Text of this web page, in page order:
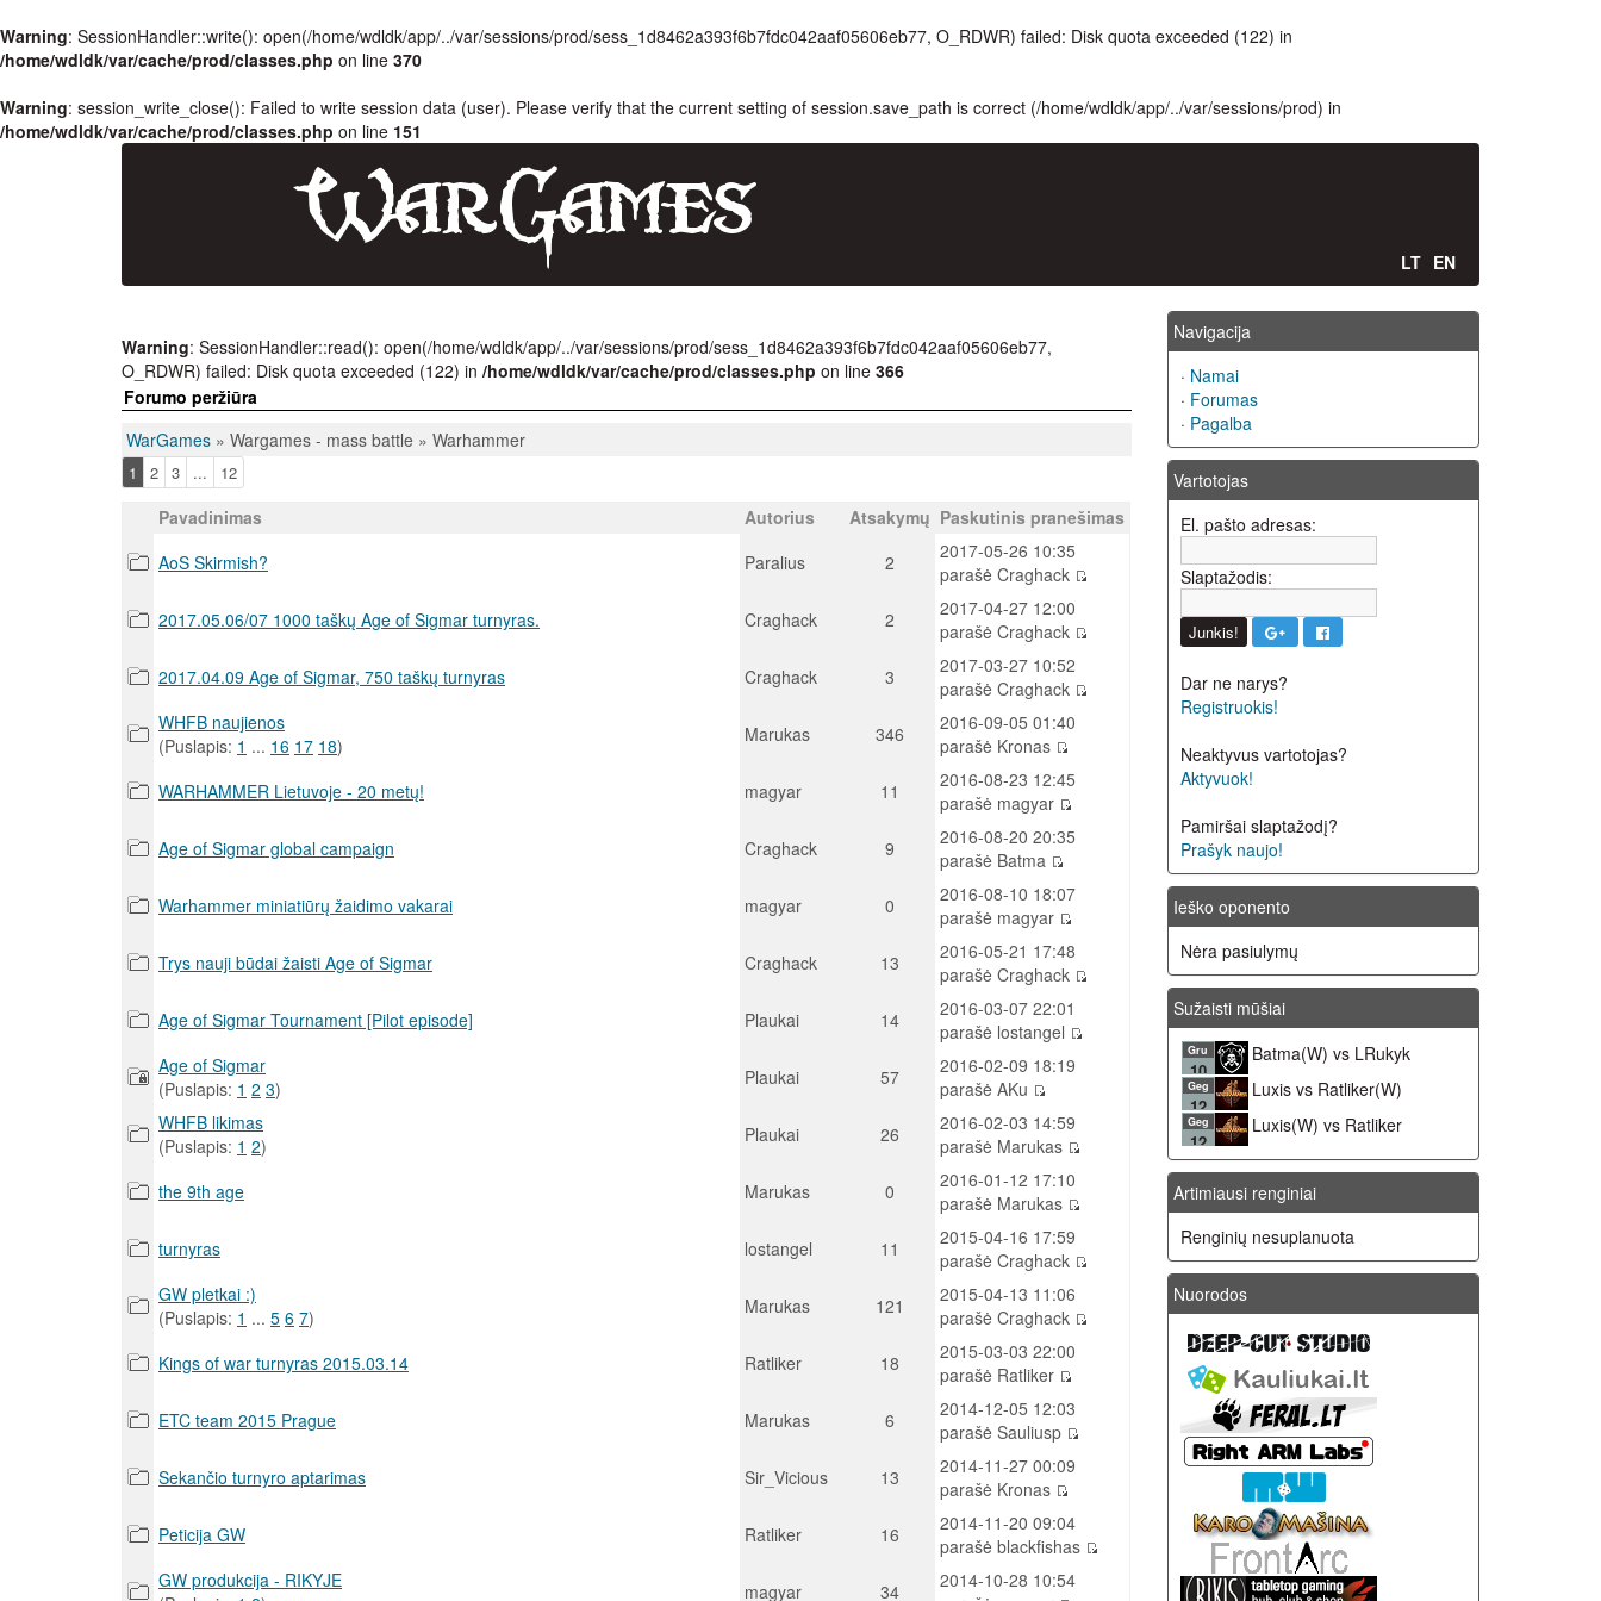
Warning: SessionHandler::write(): open(/home/wdldk/app/../var/sessions/prod/sess_1d8462a393f6b7fdc042aaf05606eb77, O_RDWR) failed: Disk quota exceeded (122) in
/home/wdldk/var/cache/prod/classes.php on line 370
Warning: session_write_close(): Failed to write session data (user). Please verify that the current setting of session.save_path is correct (/home/wdldk/app/../var/sessions/prod) in
/home/wdldk/var/cache/prod/classes.php on line 151
LT EN
Warning: SessionHandler::read(): open(/home/wdldk/app/../var/sessions/prod/sess_1d8462a393f6b7fdc042aaf05606eb77,
O_RDWR) failed: Disk quota exceeded (122) in /home/wdldk/var/cache/prod/classes.php on line 366
Forumo peržiūra
WarGames » Wargames - mass battle » Warhammer
1 2 3 ... 12
Pavadinimas Autorius Atsakymų Paskutinis pranešimas
AoS Skirmish?
Paralius 2
2017-05-26 10:35
parašė Craghack
2017.05.06/07 1000 taškų Age of Sigmar turnyras.
Craghack 2
2017-04-27 12:00
parašė Craghack
2017.04.09 Age of Sigmar, 750 taškų turnyras
Craghack 3
2017-03-27 10:52
parašė Craghack
WHFB naujienos
(Puslapis: 1 ... 16 17 18) Marukas 346
2016-09-05 01:40
parašė Kronas
WARHAMMER Lietuvoje - 20 metų!
magyar 11
2016-08-23 12:45
parašė magyar
Age of Sigmar global campaign
Craghack 9
2016-08-20 20:35
parašė Batma
Warhammer miniatiūrų žaidimo vakarai
magyar 0
2016-08-10 18:07
parašė magyar
Trys nauji būdai žaisti Age of Sigmar
Craghack 13
2016-05-21 17:48
parašė Craghack
Age of Sigmar Tournament [Pilot episode]
Plaukai 14
2016-03-07 22:01
parašė lostangel
Age of Sigmar
(Puslapis: 1 2 3) Plaukai 57
2016-02-09 18:19
parašė AKu
WHFB likimas
(Puslapis: 1 2) Plaukai 26
2016-02-03 14:59
parašė Marukas
the 9th age
Marukas 0
2016-01-12 17:10
parašė Marukas
turnyras
lostangel 11
2015-04-16 17:59
parašė Craghack
GW pletkai :)
(Puslapis: 1 ... 5 6 7) Marukas 121
2015-04-13 11:06
parašė Craghack
Kings of war turnyras 2015.03.14
Ratliker 18
2015-03-03 22:00
parašė Ratliker
ETC team 2015 Prague
Marukas 6
2014-12-05 12:03
parašė Sauliusp
Sekančio turnyro aptarimas
Sir_Vicious 13
2014-11-27 00:09
parašė Kronas
Peticija GW
Ratliker 16
2014-11-20 09:04
parašė blackfishas
GW produkcija - RIKYJE
magyar 34
2014-10-28 10:54
Navigacija
· Namai
· Forumas
· Pagalba
Vartotojas
El. pašto adresas:
Slaptažodis:
Dar ne narys?
Registruokis!
Neaktyvus vartotojas?
Aktyvuok!
Pamiršai slaptažodį?
Prašyk naujo!
Ieško oponento
Nėra pasiulymų
Sužaisti mūšiai
Gru
10
Batma(W) vs LRukyk
Geg
12
Luxis vs Ratliker(W)
Geg
12
Luxis(W) vs Ratliker
Artimiausi renginiai
Renginių nesuplanuota
Nuorodos